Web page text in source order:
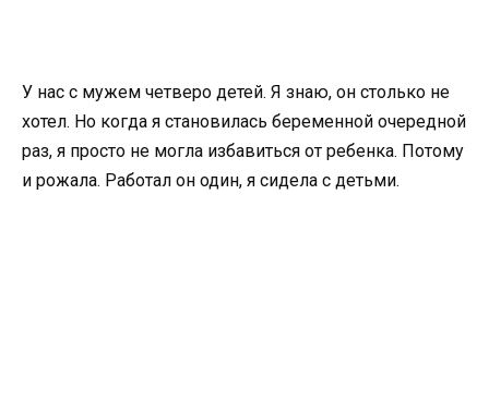
У нас с мужем четверо детей. Я знаю, он столько не
хотел. Но когда я становилась беременной очередной
раз, я просто не могла избавиться от ребенка. Потому
и рожала. Работал он один, я сидела с детьми.